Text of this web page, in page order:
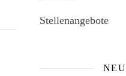
Stellenangebote
NEU